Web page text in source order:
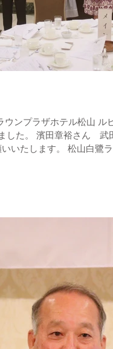
ウンプラザホテル松山 ル
した。 濱田章裕さん
いいたします。 松山白鷺